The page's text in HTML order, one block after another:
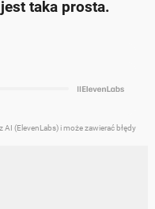
taka prosta.
(ElevenLabs) i może zawierać błędy